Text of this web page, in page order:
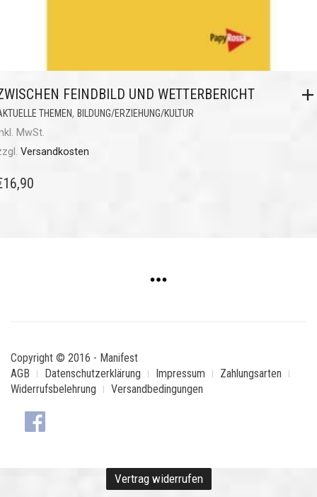
FEINDBILD UND WETTERBERICHT
THEMEN, BILDUNG/ERZIEHUNG/KULTUR
MwSt.
Versandkosten
16,90
Copyright © 2016 - Manifest
AGB
Datenschutzerklärung Impressum
Zahlungsarten
Widerrufsbelehrung
Versandbedingungen
Vertrag widerrufen